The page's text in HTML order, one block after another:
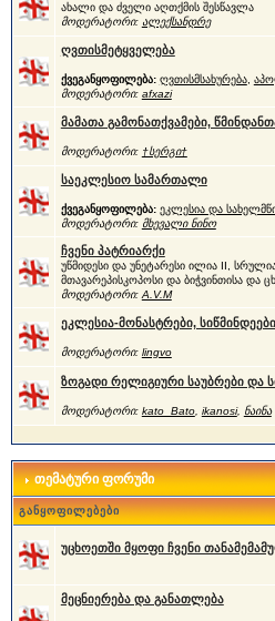
ახალი და ძველი აღთქმის შესწავლა
მოდერატორი: ალექსანდრე
ღვთისმეტყველება
ქვეგანყოფილება: ღვთისმსახურება,
მოდერატორი: afxazi
მამათა გამონათქვამები,
მოდერატორი: †სერგი†
საეკლესიო სამართალი
ქვეგანყოფილება: ეკლესია და
მოდერატორი: მხევალი ნინო
ჩვენი პატრიარქი
უწმიდესი და უნეტარესი ილია II,
მთავარეპისკოპოსი და ბიჭვინთისა და
მოდერატორი: A.V.M
ეკლესია-მონასტრები, სიწმინდეები
მოდერატორი: lingvo
ზოგადი რელიგიური საუბრები და
მოდერატორი: kato_Bato, ikanosi, ნაინა
თემატური ფორუმი
განყოფილებები
უცხოეთში მყოფი ჩვენი
მეცნიერება და განათლება